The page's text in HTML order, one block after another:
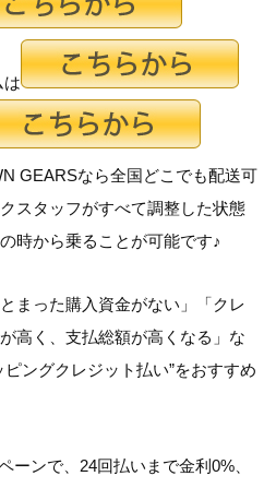
は
GEARSなら全国どこでも配送可
スタッフがすべて調整した状態
時から乗ることが可能です♪
まった購入資金がない 」「クレ
高く、支払総額が高くなる 」な
ングクレジット払い”をおすすめ
ーンで、24回払いまで金利0%、